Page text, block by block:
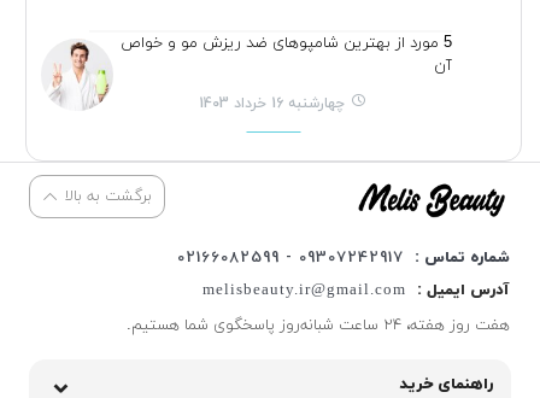
5 مورد از بهترین شامپوهای ضد ریزش مو و خواص
آن
چهارشنبه 16 خرداد 1403
برگشت به بالا
شماره تماس :
09307242917 - 02166082599
آدرس ایمیل :
melisbeauty.ir@gmail.com
هفت روز هفته، ۲۴ ساعت شبانه‌روز پاسخگوی شما هستیم.
راهنمای خرید